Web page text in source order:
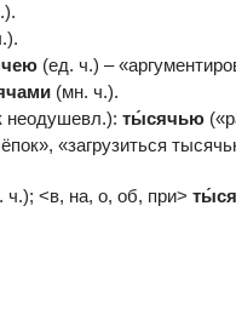
(ед. ч.) –
(мн. ч.).
неодушевл.): ты́сячью
«загрузиться
ч.); <в, на, о, об, при>